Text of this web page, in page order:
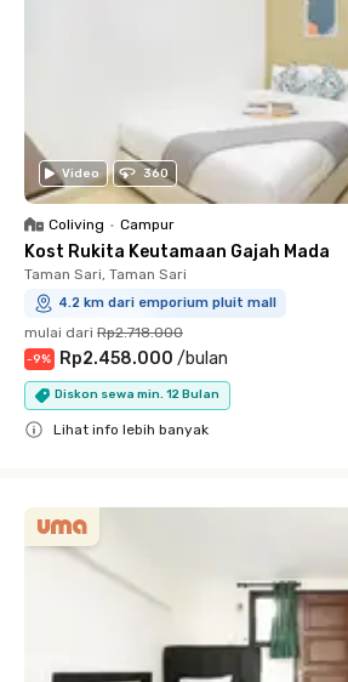
Video 360
Coliving • Campur
Kost Rukita Keutamaan Gajah Mada
Taman Sari, Taman Sari
4.2 km dari emporium pluit mall
mulai dari Rp2.718.000
-9% Rp2.458.000 /bulan
Diskon sewa min. 12 Bulan
Lihat info lebih banyak